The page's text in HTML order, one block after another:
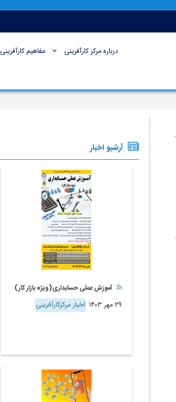
درباره مرکز کارآفرینی مفاهیم کارآفرینی
آرشیو اخبار
آموزش عملی حسابداری(ویژه بازار کار)
۲۹ مهر ۱۴۰۳ اخبار مرکزکارآفرینی